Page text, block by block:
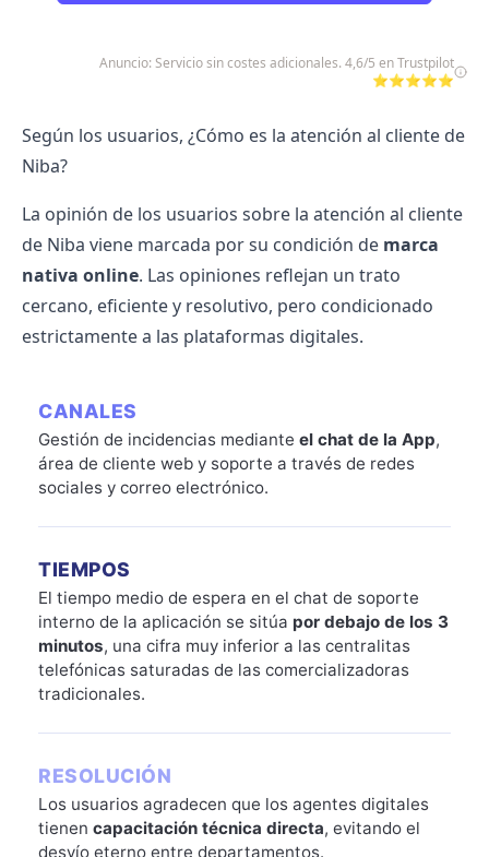
Anuncio: Servicio sin costes adicionales. 4,6/5 en Trustpilot
⭐⭐⭐⭐⭐
Según los usuarios, ¿Cómo es la atención al cliente de
Niba?
La opinión de los usuarios sobre la atención al cliente
de Niba viene marcada por su condición de marca
nativa online. Las opiniones reflejan un trato
cercano, eficiente y resolutivo, pero condicionado
estrictamente a las plataformas digitales.
CANALES
Gestión de incidencias mediante el chat de la App,
área de cliente web y soporte a través de redes
sociales y correo electrónico.
TIEMPOS
El tiempo medio de espera en el chat de soporte
interno de la aplicación se sitúa por debajo de los 3
minutos, una cifra muy inferior a las centralitas
telefónicas saturadas de las comercializadoras
tradicionales.
RESOLUCIÓN
Los usuarios agradecen que los agentes digitales
tienen capacitación técnica directa, evitando el
desvío eterno entre departamentos.